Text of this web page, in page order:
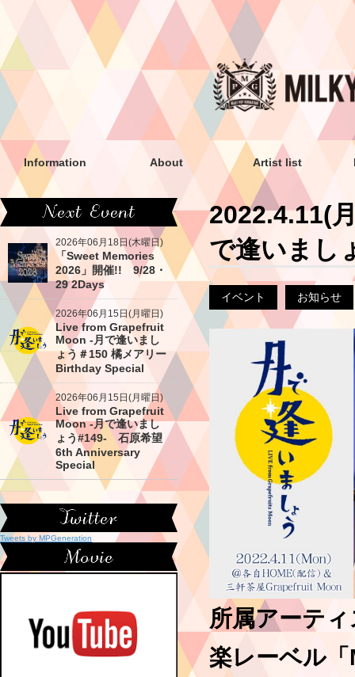
Information About Artist list
2022.4.11(
で逢いまし
イベント お知らせ
所属アーテ
楽レーベル
2026年06月18日(木曜日)
「Sweet Memories
2026」開催!! 9/28・
29 2Days
2026年06月15日(月曜日)
Live from Grapefruit
Moon -月で逢いまし
ょう＃150 橘メアリー
Birthday Special
2026年06月15日(月曜日)
Live from Grapefruit
Moon -月で逢いまし
ょう#149- 石原希望
6th Anniversary
Special
Tweets by MPGeneration